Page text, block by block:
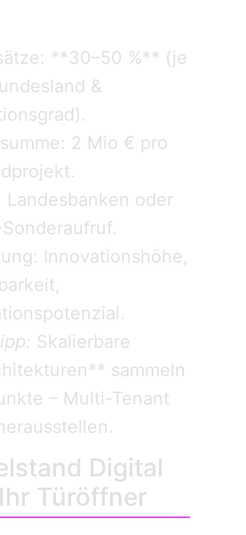
**30–50 %** (je
&
2 Mio € pro
Landesbanken oder
Sonderaufruf.
Innovationshöhe,
Skalierbare
sammeln
– Multi-Tenant
Digital
Türöffner